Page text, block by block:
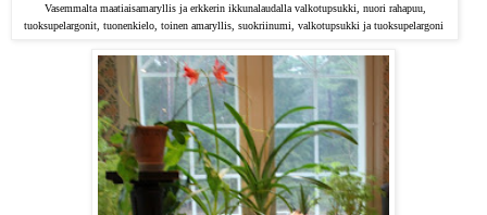
Vasemmalta maatiaisamaryllis ja erkkerin ikkunalaudalla valkotupsukki, nuori rahapuu,
tuoksupelargonit, tuonenkielo, toinen amaryllis, suokriinumi, valkotupsukki ja tuoksupelargoni